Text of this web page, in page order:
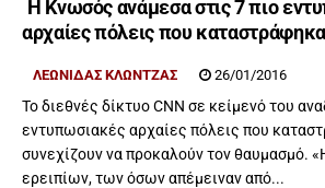
Η Κνωσός ανάμεσα στις 7 πιο
αρχαίες πόλεις που
ΛΕΩΝΊΔΑΣ ΚΛΏΝΤΖΑΣ 26/01/2016
Το διεθνές δίκτυο CNN σε κείμενό του
εντυπωσιακές αρχαίες πόλεις που
συνεχίζουν να προκαλούν τον θαυμασμό.
ερειπίων, των όσων απέμειναν από...